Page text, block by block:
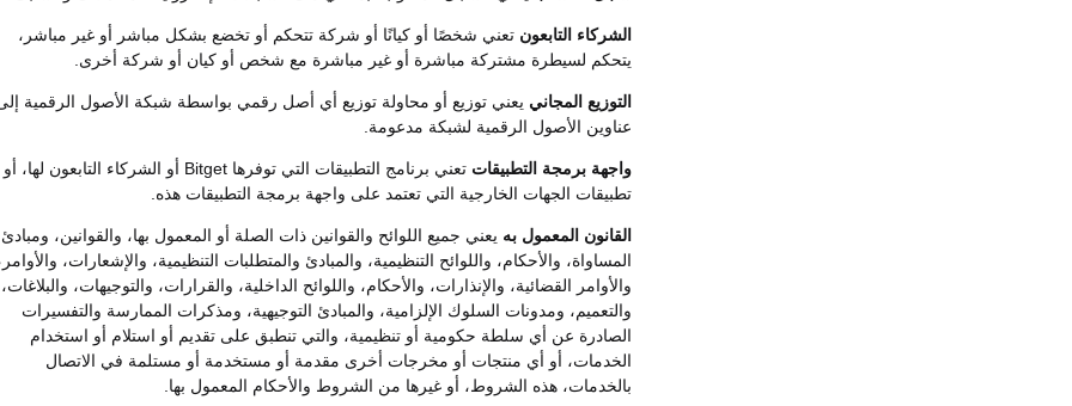
الشركاء التابعون تعني شخصًا أو كيانًا أو شركة تتحكم أو تخضع بشكل مباشر أو غير مباشر،
يتحكم لسيطرة مشتركة مباشرة أو غير مباشرة مع شخص أو كيان أو شركة أخرى.
التوزيع المجاني يعني توزيع أو محاولة توزيع أي أصل رقمي بواسطة شبكة الأصول الرقمية
عناوين الأصول الرقمية لشبكة مدعومة.
واجهة برمجة التطبيقات
تعني برنامج التطبيقات التي توفرها Bitget أو الشركاء التابعون لها، أو
تطبيقات الجهات الخارجية التي تعتمد على واجهة برمجة التطبيقات هذه.
القانون المعمول به يعني جميع اللوائح والقوانين ذات الصلة أو المعمول بها، والقوانين، ومبادئ
المساواة، والأحكام، واللوائح التنظيمية، والمبادئ والمتطلبات التنظيمية، والإشعارات،
والأوامر القضائية، والإنذارات، والأحكام، واللوائح الداخلية، والقرارات، والتوجيهات، والبلاغات،
والتعميم، ومدونات السلوك الإلزامية، والمبادئ التوجيهية، ومذكرات الممارسة والتفسيرات
الصادرة عن أي سلطة حكومية أو تنظيمية، والتي تنطبق على تقديم أو استلام أو استخدام
الخدمات، أو أي منتجات أو مخرجات أخرى مقدمة أو مستخدمة أو مستلمة في الاتصال
بالخدمات، هذه الشروط، أو غيرها من الشروط والأحكام المعمول بها.